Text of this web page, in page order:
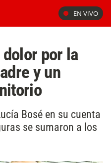
EN VIVO
por la
y un
Bosé en su cuenta
se sumaron a los